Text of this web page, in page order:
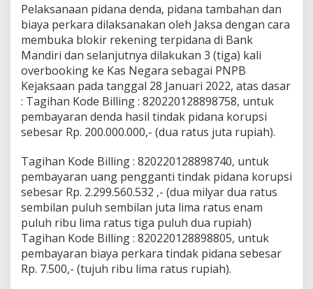
Pelaksanaan pidana denda, pidana tambahan dan
biaya perkara dilaksanakan oleh Jaksa dengan cara
membuka blokir rekening terpidana di Bank
Mandiri dan selanjutnya dilakukan 3 (tiga) kali
overbooking ke Kas Negara sebagai PNPB
Kejaksaan pada tanggal 28 Januari 2022, atas dasar
: Tagihan Kode Billing : 820220128898758, untuk
pembayaran denda hasil tindak pidana korupsi
sebesar Rp. 200.000.000,- (dua ratus juta rupiah).
Tagihan Kode Billing : 820220128898740, untuk
pembayaran uang pengganti tindak pidana korupsi
sebesar Rp. 2.299.560.532 ,- (dua milyar dua ratus
sembilan puluh sembilan juta lima ratus enam
puluh ribu lima ratus tiga puluh dua rupiah)
Tagihan Kode Billing : 820220128898805, untuk
pembayaran biaya perkara tindak pidana sebesar
Rp. 7.500,- (tujuh ribu lima ratus rupiah).